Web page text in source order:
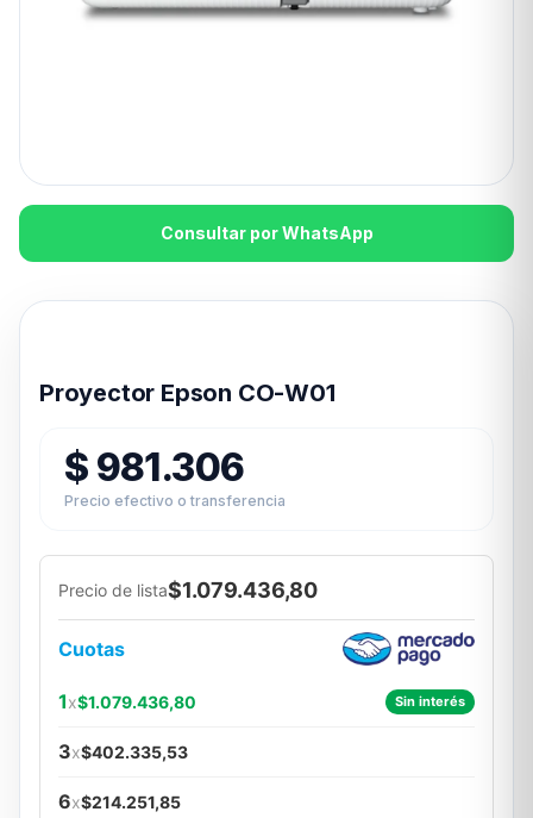
Consultar por WhatsApp
Proyector Epson CO-W01
$ 981.306
Precio efectivo o transferencia
Precio de lista$1.079.436,80
Cuotas
1x$1.079.436,80 Sin interés
3x$402.335,53
6x$214.251,85